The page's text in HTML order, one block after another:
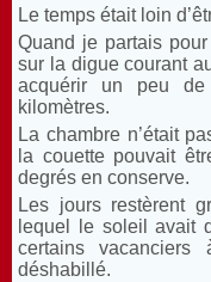
Le temps était loin
Quand je partais
sur la digue courant
acquérir un peu
kilomètres.
La chambre n’était
la couette pouvait
degrés en conserve.
Les jours restèrent
lequel le soleil avait
certains
déshabillé.